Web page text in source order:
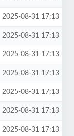
2025-08-31 17:13
2025-08-31 17:13
2025-08-31 17:13
2025-08-31 17:13
2025-08-31 17:13
2025-08-31 17:13
2025-08-31 17:13